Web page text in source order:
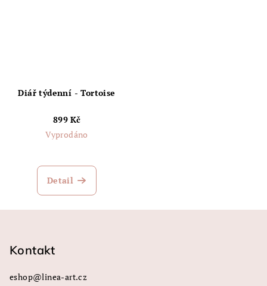
Diář týdenní - Tortoise
899 Kč
Vyprodáno
Detail
Kontakt
eshop@linea-art.cz